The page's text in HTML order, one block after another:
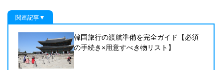
関連記事▼
韓国旅行の渡航準備を完全ガイド【必須
の手続き×用意すべき物リスト】